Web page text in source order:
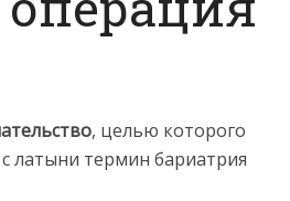
, целью которого
латыни термин бариатрия